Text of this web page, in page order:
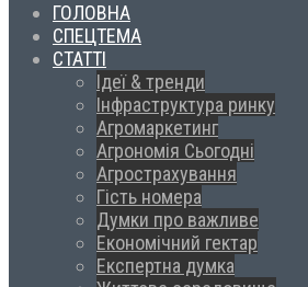
ГОЛОВНА
СПЕЦТЕМА
СТАТТІ
Ідеї & тренди
Інфраструктура ринку
Агромаркетинг
Агрономія Сьогодні
Агрострахування
Гість номера
Думки про важливе
Економічний гектар
Експертна думка